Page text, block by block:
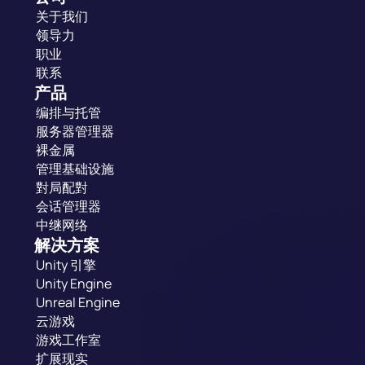
关于我们
领导力
职业
联系
产品
编排与托管
服务器管理器
裸金属
管理基础设施
對局配對
会话管理器
中继网络
解决方案
Unity 引擎
Unity Engine
Unreal Engine
云游戏
游戏工作室
扩展现实